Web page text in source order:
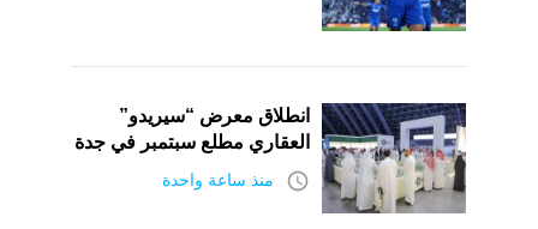
انطلاق معرض “سيريدو”
العقاري مطلع سبتمبر في جدة
access_time منذ ساعة واحدة